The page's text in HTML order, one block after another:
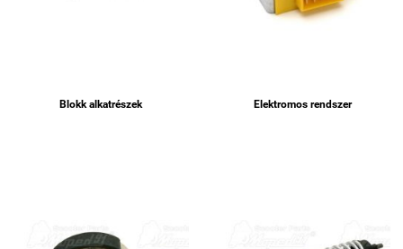
Blokk alkatrészek Elektromos rendszer